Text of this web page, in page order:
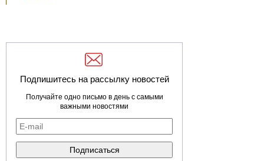
Подпишитесь на рассылку новостей
Получайте одно письмо в день с самыми
важными новостями